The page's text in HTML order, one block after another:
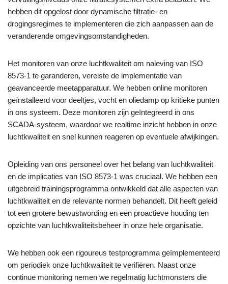
hebben dit opgelost door dynamische filtratie- en
drogingsregimes te implementeren die zich aanpassen aan de
veranderende omgevingsomstandigheden.
Het monitoren van onze luchtkwaliteit om naleving van ISO
8573-1 te garanderen, vereiste de implementatie van
geavanceerde meetapparatuur. We hebben online monitoren
geïnstalleerd voor deeltjes, vocht en oliedamp op kritieke punten
in ons systeem. Deze monitoren zijn geïntegreerd in ons
SCADA-systeem, waardoor we realtime inzicht hebben in onze
luchtkwaliteit en snel kunnen reageren op eventuele afwijkingen.
Opleiding van ons personeel over het belang van luchtkwaliteit
en de implicaties van ISO 8573-1 was cruciaal. We hebben een
uitgebreid trainingsprogramma ontwikkeld dat alle aspecten van
luchtkwaliteit en de relevante normen behandelt. Dit heeft geleid
tot een grotere bewustwording en een proactieve houding ten
opzichte van luchtkwaliteitsbeheer in onze hele organisatie.
We hebben ook een rigoureus testprogramma geïmplementeerd
om periodiek onze luchtkwaliteit te verifiëren. Naast onze
continue monitoring nemen we regelmatig luchtmonsters die